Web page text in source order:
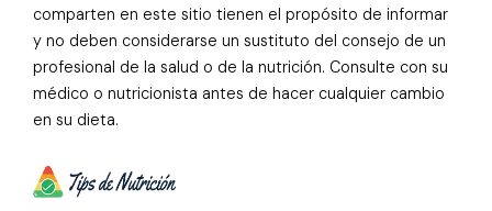
comparten en este sitio tienen el propósito de informar
y no deben considerarse un sustituto del consejo de un
profesional de la salud o de la nutrición. Consulte con su
médico o nutricionista antes de hacer cualquier cambio
en su dieta.